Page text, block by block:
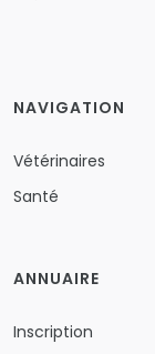
NAVIGATION
Vétérinaires
Santé
ANNUAIRE
Inscription